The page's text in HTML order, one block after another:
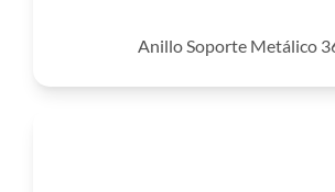
Anillo Soporte Metálico